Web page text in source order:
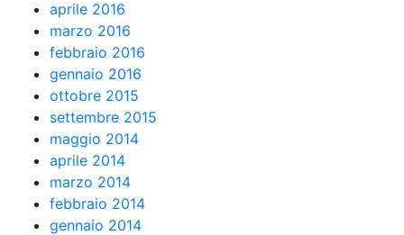
aprile 2016
marzo 2016
febbraio 2016
gennaio 2016
ottobre 2015
settembre 2015
maggio 2014
aprile 2014
marzo 2014
febbraio 2014
gennaio 2014